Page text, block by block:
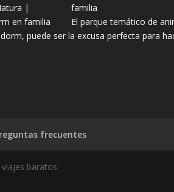
familia
El parque temático de
puede ser la excusa perfecta para
frecuentes
baratos